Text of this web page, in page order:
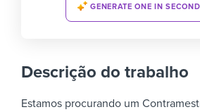
GENERATE ONE IN
Descrição do trabalho
Estamos procurando um